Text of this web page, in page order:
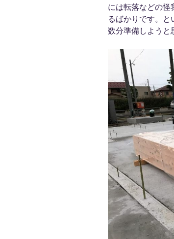
には転落などの怪
るばかりです。と
数分準備しようと